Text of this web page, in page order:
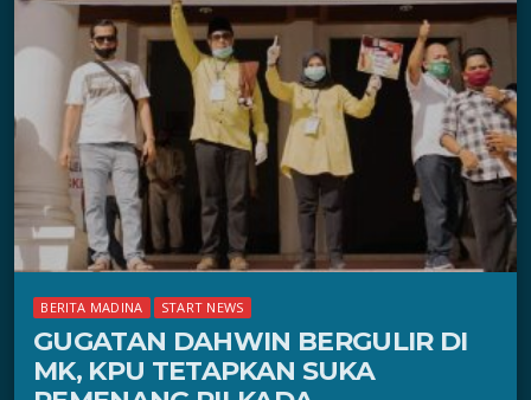
BERITA MADINA START NEWS
GUGATAN DAHWIN BERGULIR DI
MK, KPU TETAPKAN SUKA